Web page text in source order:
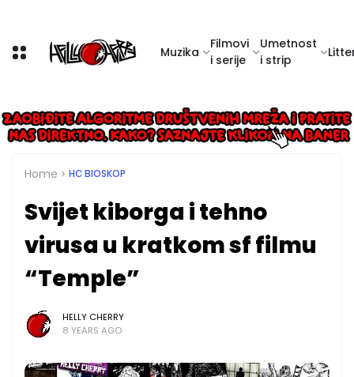
Muzika
Filmovi
i serije
Umetnost
i strip
Home HC BIOSKOP
Svijet kiborga i tehno
virusa u kratkom sf filmu
“Temple”
HELLY CHERRY
8 YEARS AGO